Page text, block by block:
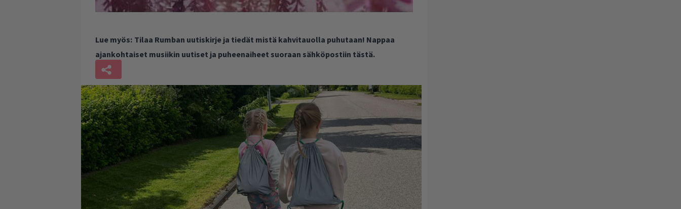
Lue myös: Tilaa Rumban uutiskirje ja tiedät mistä kahvitauolla puhutaan! Nappaa
ajankohtaiset musiikin uutiset ja puheenaiheet suoraan sähköpostiin tästä.